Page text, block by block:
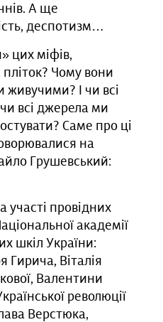
А ще
деспотизм…
цих міфів,
пліток? Чому вони
І чи всі
чи всі джерела ми
Саме про ці
на
Грушевський:
участі провідних
академії
шкіл України:
Гирича, Віталія
Валентини
революції
Верстюка,